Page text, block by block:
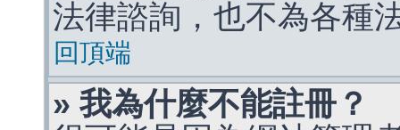
法律諮詢，也不為各種
回頂端
» 我為什麼不能註冊？